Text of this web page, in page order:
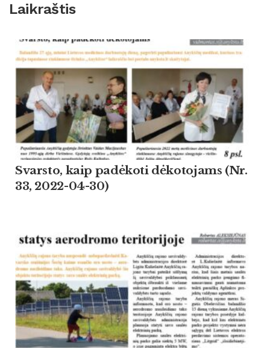
Laikraštis
Svarsto, kaip padėkoti dėkotojams (Nr.
33, 2022-04-30)